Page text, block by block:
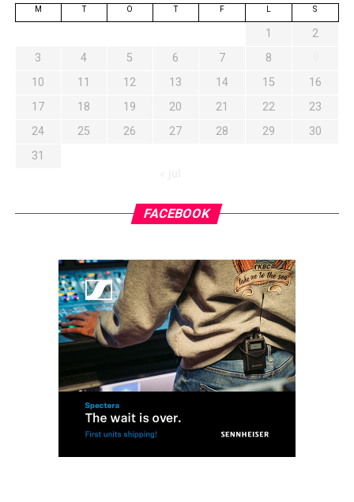
M T O T F S
1
2
3
4 5 6 7 8
10
11 12 13 14 15
16
17
18 19 20 21 22
23
24
25 26 27 28 29
30
31
FACEBOOK